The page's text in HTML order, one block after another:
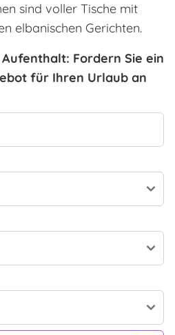
sind voller Tische mit
elbanischen Gerichten.
Fordern Sie ein
für Ihren Urlaub an